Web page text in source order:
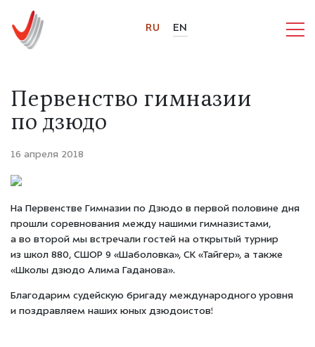
RU EN
Первенство гимназии
по дзюдо
16 апреля 2018
На Первенстве Гимназии по Дзюдо в первой половине дня
прошли соревнования между нашими гимназистами,
а во второй мы встречали гостей на открытый турнир
из школ 880, СШОР 9 «Шаболовка», СК «Тайгер», а также
«Школы дзюдо Алима Гаданова».
Благодарим судейскую бригаду международного уровня
и поздравляем наших юных дзюдоистов!